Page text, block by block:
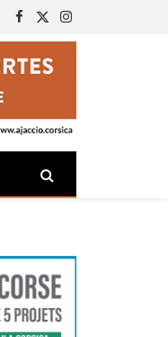
Facebook
X
(Twitter)
Instagram